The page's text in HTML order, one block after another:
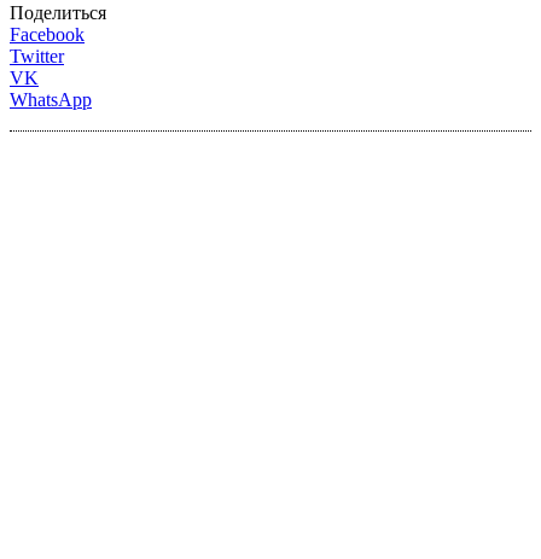
Поделиться
Facebook
Twitter
VK
WhatsApp